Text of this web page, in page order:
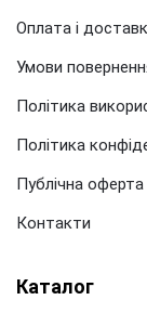
Оплата і
Умови
Політика
Політика
Публічна оферта
Контакти
Каталог